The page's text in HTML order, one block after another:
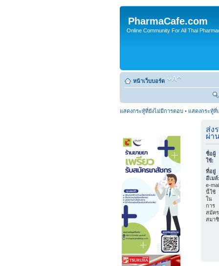
PharmaCafe.com
Online Community For All Thai
หน้าเว็บบอร์ด
แสดงกระทู้ที่ยังไม่มีการตอบ • แสดงกระทู้ที่
ส่ง
ผ่า
ชื่อผู้
ใช้:
ที่อยู่
อีเม
e-
นี้ใช้
ใน
การ
สมัคร
สมา